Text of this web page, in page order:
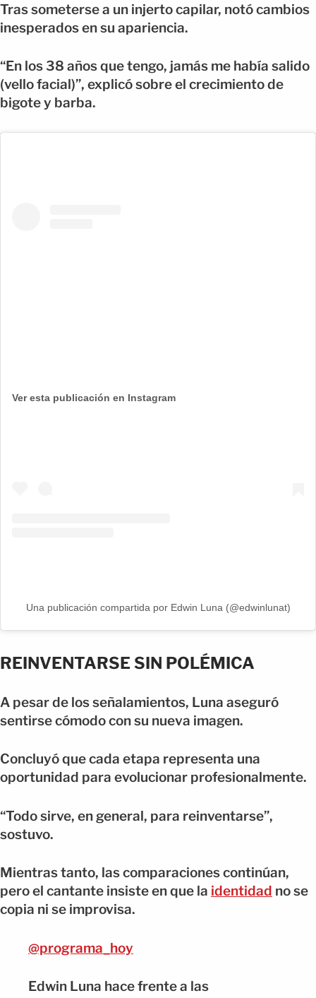
Tras someterse a un injerto capilar, notó cambios
inesperados en su apariencia.
“En los 38 años que tengo, jamás me había salido
(vello facial)”, explicó sobre el crecimiento de
bigote y barba.
Ver esta publicación en Instagram
Una publicación compartida por Edwin Luna (@edwinlunat)
REINVENTARSE SIN POLÉMICA
A pesar de los señalamientos, Luna aseguró
sentirse cómodo con su nueva imagen.
Concluyó que cada etapa representa una
oportunidad para evolucionar profesionalmente.
“Todo sirve, en general, para reinventarse”,
sostuvo.
Mientras tanto, las comparaciones continúan,
pero el cantante insiste en que la identidad no se
copia ni se improvisa.
@programa_hoy
Edwin Luna hace frente a las